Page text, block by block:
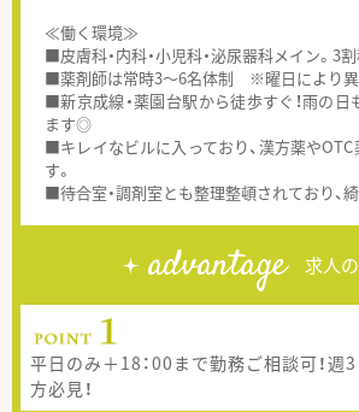
≪働く環境≫
■皮膚科・内科・小児科・泌尿器科メイン。3
■薬剤師は常時3～6名体制 ※曜日により異
■新京成線・薬園台駅から徒歩すぐ！雨の日
ます◎
■キレイなビルに入っており、漢方薬や
す。
■待合室・調剤室とも整理整頓されており、
advantage 求人
平日のみ＋18：00まで勤務ご相談可！週
方必見！